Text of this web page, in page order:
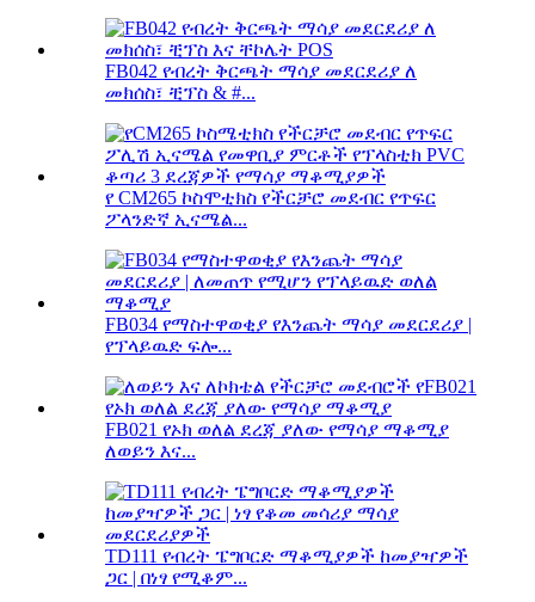
FB042 የብረት ቅርጫት ማሳያ መደርደሪያ ለ
መክሰስ፣ ቺፕስ & #...
የ CM265 ኮስሞቲክስ የችርቻሮ መደብር የጥፍር
ፖላንድኛ ኢናሜል...
FB034 የማስተዋወቂያ የእንጨት ማሳያ መደርደሪያ |
የፕላይዉድ ፍሎ...
FB021 የኦክ ወለል ደረጃ ያለው የማሳያ ማቆሚያ
ለወይን እና...
TD111 የብረት ፔግቦርድ ማቆሚያዎች ከመያዣዎች
ጋር | በነፃ የሚቆም...